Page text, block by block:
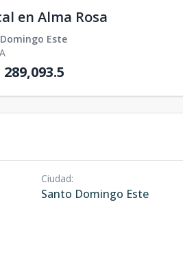
en Alma Rosa
Este
289,093.5
Ciudad:
Santo Domingo Este